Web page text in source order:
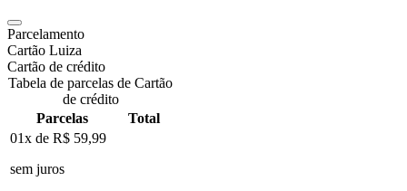
Parcelamento
Cartão Luiza
Cartão de crédito
Tabela de parcelas de Cartão
de crédito
Parcelas
Total
01x de R$ 59,99
sem juros